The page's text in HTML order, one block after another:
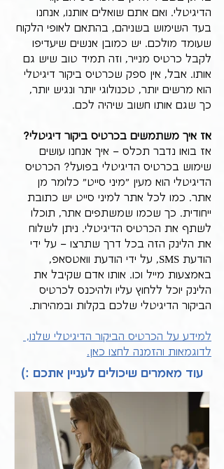
הדיגיטלי. ואם אתם שואלים אותנו, אנחנו
בעד השימוש בשניהם, בהתאם לאופי הלקוח
שעומד מולכם. יש כמובן אנשים שיעדיפו
לקבל כרטיס מנייר, וזה תמיד טוב שיש גם
אותו. אבל, אין ספק שכרטיס ביקור דיגיטלי
הוא מרשים יותר, טכנולוגי יותר ונגיש יותר,
כך שגם אותו חשוב שיהיה לכם.
אז איך משתמשים בכרטיס ביקור דיגיטלי?
אז בואו נדבר תכלס – איך אנחנו עושים
שימוש בכרטיס הדיגיטלי בפועל? הכרטיס
הדיגיטלי הוא מעין "מיני סייט" כלומר מן
אתר. כמו לכל אתר למיני סייט יש כתובת
ייחודית. כך שכמו שמשתפים אתר, תוכלו
לשתף את הכרטיס הדיגיטלי. ניתן לשלוח
את הלינק הזה בכל דרך שתרצו – על ידי
הודעת SMS, על ידי הודעת וואטסאפ,
באמצעות מייל וכו. אותו אדם שקיבל את
הלינק יוכל ללחוץ עליו ולהיכנס לכרטיס
הביקור הדיגיטלי שלכם בקלות ובמהירות.
למידע על הכרטיס הביקור הדיגיטלי שלנו,
לדוגמאות והזמנה לחצו כאן.
עוד מאמרים שיכולים לעניין אתכם :)